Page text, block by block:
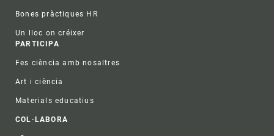
Bones pràctiques HR
Un lloc on créixer
PARTICIPA
Fes ciència amb nosaltres
Art i ciència
Materials educatius
COL·LABORA